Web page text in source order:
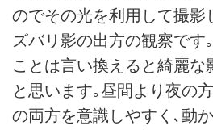
のでその光を利用して撮影
ズバリ影の出方の観察です
ことは言い換えると綺麗な
と思います｡昼間より夜の
の両方を意識しやすく､動